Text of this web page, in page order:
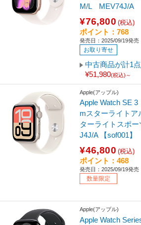
M/L MEV74J/A
¥76,800 (税込)
ポイント：768
発売日：2025/09/19発売
お取り寄せ
中古商品が計1
¥51,980(税込)～
Apple(アップル)
Apple Watch SE
mスターライトア
ターライトスポ
J4J/A 【sof001】
¥46,800 (税込)
ポイント：468
発売日：2025/09/19発売
数量限定
Apple(アップル)
Apple Watch